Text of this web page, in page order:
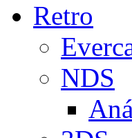
Retro
NDS